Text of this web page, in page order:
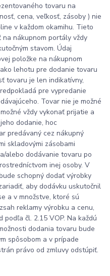
tovaru na
cena, veľkosť, zásoby ) nie
v každom okamihu. Tieto
nákupnom portály vždy
stavom. Údaj
položke na nákupnom
lehotu pre dodanie tovaru
tovaru je len indikatívny,
pre vypredanie
Tovar nie je možné
vždy vykonať prijatie a
dodanie, hoc
predávaný cez nákupný
skladovými zásobami
alebo dodávanie tovaru po
inej osoby. V
schopný dodať výrobky
aby dodávku uskutočnil
a v množstve, ktoré sú
reklamy výrobku a cenu,
čl. 2.15 VOP. Na každú
dodania tovaru bude
spôsobom a v prípade
právo od zmluvy odstúpiť.